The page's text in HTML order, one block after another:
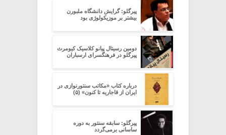
پیرگلو: گرایش دانشگاه ملبورن
بیشتر بر موزیکولوژی بود
دومین رسیتال پیانو کلاسیک کیومرث
پیرگلو در فرهنگسرای ارسباران
درباره کتاب «مکاتب سنتورنوازی در
ایران از قاجاریه تا کنون» (۵)
پیرگلو: سابقه سنتور به دوره
ساسانی برمی‌گردد